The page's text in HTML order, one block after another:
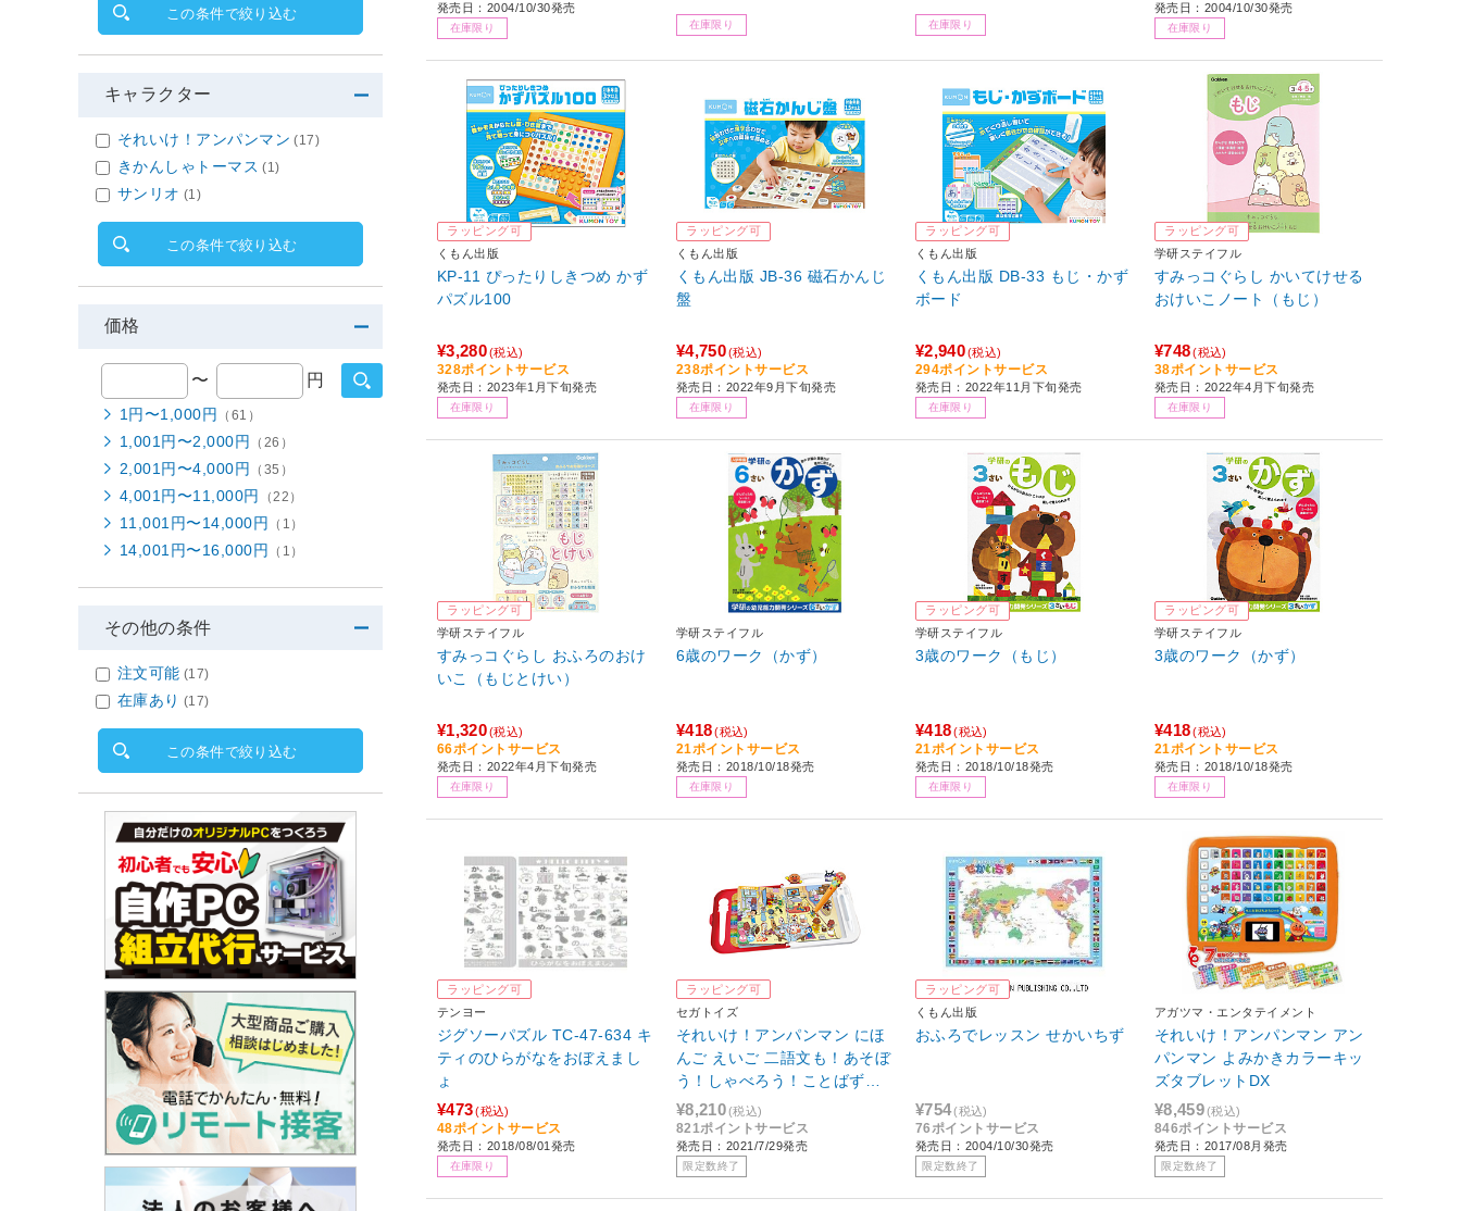
発売日：2004/10/30発売
在庫限り 在庫限り 在庫限り
発売日：2004/10/30発売
在庫限り
ラッピング可
くもん出版
KP-11 ぴったりしきつめ かず
パズル100
¥3,280(税込)
328ポイントサービス
発売日：2023年1月下旬発売
在庫限り
ラッピング可
くもん出版
くもん出版 JB-36 磁石かんじ
盤
¥4,750(税込)
238ポイントサービス
発売日：2022年9月下旬発売
在庫限り
ラッピング可
くもん出版
くもん出版 DB-33 もじ・かず
ボード
¥2,940(税込)
294ポイントサービス
発売日：2022年11月下旬発売
在庫限り
ラッピング可
学研ステイフル
すみっコぐらし かいてけせる
おけいこノート（もじ）
¥748 (税込)
38ポイントサービス
発売日：2022年4月下旬発売
在庫限り
ラッピング可
学研ステイフル
すみっコぐらし おふろのおけ
いこ（もじとけい）
¥1,320(税込)
66ポイントサービス
発売日：2022年4月下旬発売
在庫限り
学研ステイフル
6歳のワーク（かず）
¥418 (税込)
21ポイントサービス
発売日：2018/10/18発売
在庫限り
ラッピング可
学研ステイフル
3歳のワーク（もじ）
¥418 (税込)
21ポイントサービス
発売日：2018/10/18発売
在庫限り
ラッピング可
学研ステイフル
3歳のワーク（かず）
¥418 (税込)
21ポイントサービス
発売日：2018/10/18発売
在庫限り
ラッピング可
テンヨー
ジグソーパズル TC-47-634 キ
ティのひらがなをおぼえまし
ょ
¥473 (税込)
48ポイントサービス
発売日：2018/08/01発売
在庫限り
ラッピング可
セガトイズ
それいけ！アンパンマン にほ
んご えいご 二語文も！あそぼ
う！しゃべろう！ことばずか
ん Premium
¥8,210(税込)
821ポイントサービス
発売日：2021/7/29発売
限定数終了
ラッピング可
くもん出版
おふろでレッスン せかいちず
¥754(税込)
76ポイントサービス
発売日：2004/10/30発売
限定数終了
アガツマ・エンタテイメント
それいけ！アンパンマン アン
パンマン よみかきカラーキッ
ズタブレットDX
¥8,459(税込)
846ポイントサービス
発売日：2017/08月発売
限定数終了
この条件で絞り込む
キャラクター
それいけ！アンパンマン (17)
きかんしゃトーマス (1)
サンリオ (1)
この条件で絞り込む
価格
〜 円
1円〜1,000円 （61）
1,001円〜2,000円 （26）
2,001円〜4,000円 （35）
4,001円〜11,000円 （22）
11,001円〜14,000円 （1）
14,001円〜16,000円 （1）
その他の条件
注文可能 (17)
在庫あり (17)
この条件で絞り込む